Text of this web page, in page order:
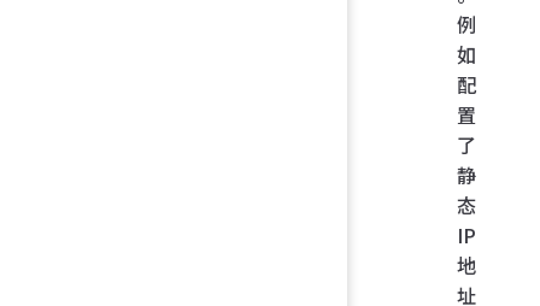
例
如
配
置
了
静
态
IP
地
址